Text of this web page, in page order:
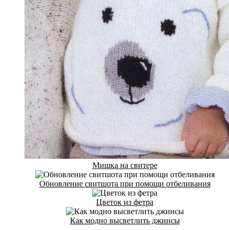
Мишка на свитере
Обновление свитшота при помощи отбеливания
Цветок из фетра
Как модно высветлить джинсы